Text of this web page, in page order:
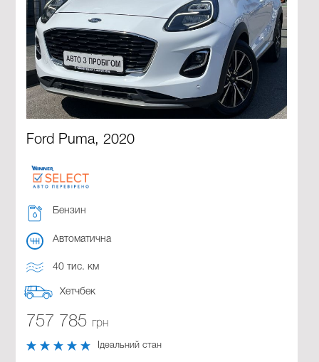
Ford Puma, 2020
Бензин
Автоматична
40 тис. км
Хетчбек
757 785 грн
Ідеальний стан